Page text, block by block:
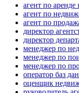
агент по
агент по
агент по
директор
директор
менеджер по
менеджер по
менеджер по
оператор баз
оценщик